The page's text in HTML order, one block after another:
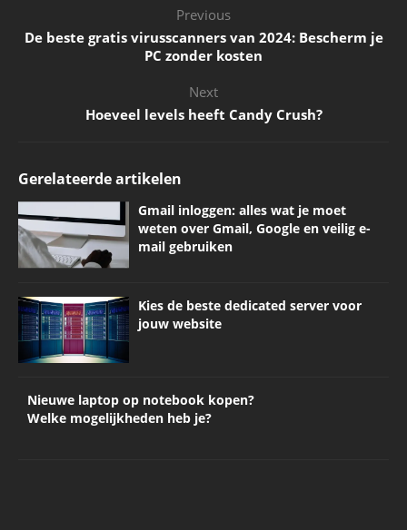
Previous
De beste gratis virusscanners van 2024: Bescherm je
PC zonder kosten
Next
Hoeveel levels heeft Candy Crush?
Gerelateerde artikelen
Gmail inloggen: alles wat je moet
weten over Gmail, Google en veilig e-
mail gebruiken
Kies de beste dedicated server voor
jouw website
Nieuwe laptop op notebook kopen?
Welke mogelijkheden heb je?